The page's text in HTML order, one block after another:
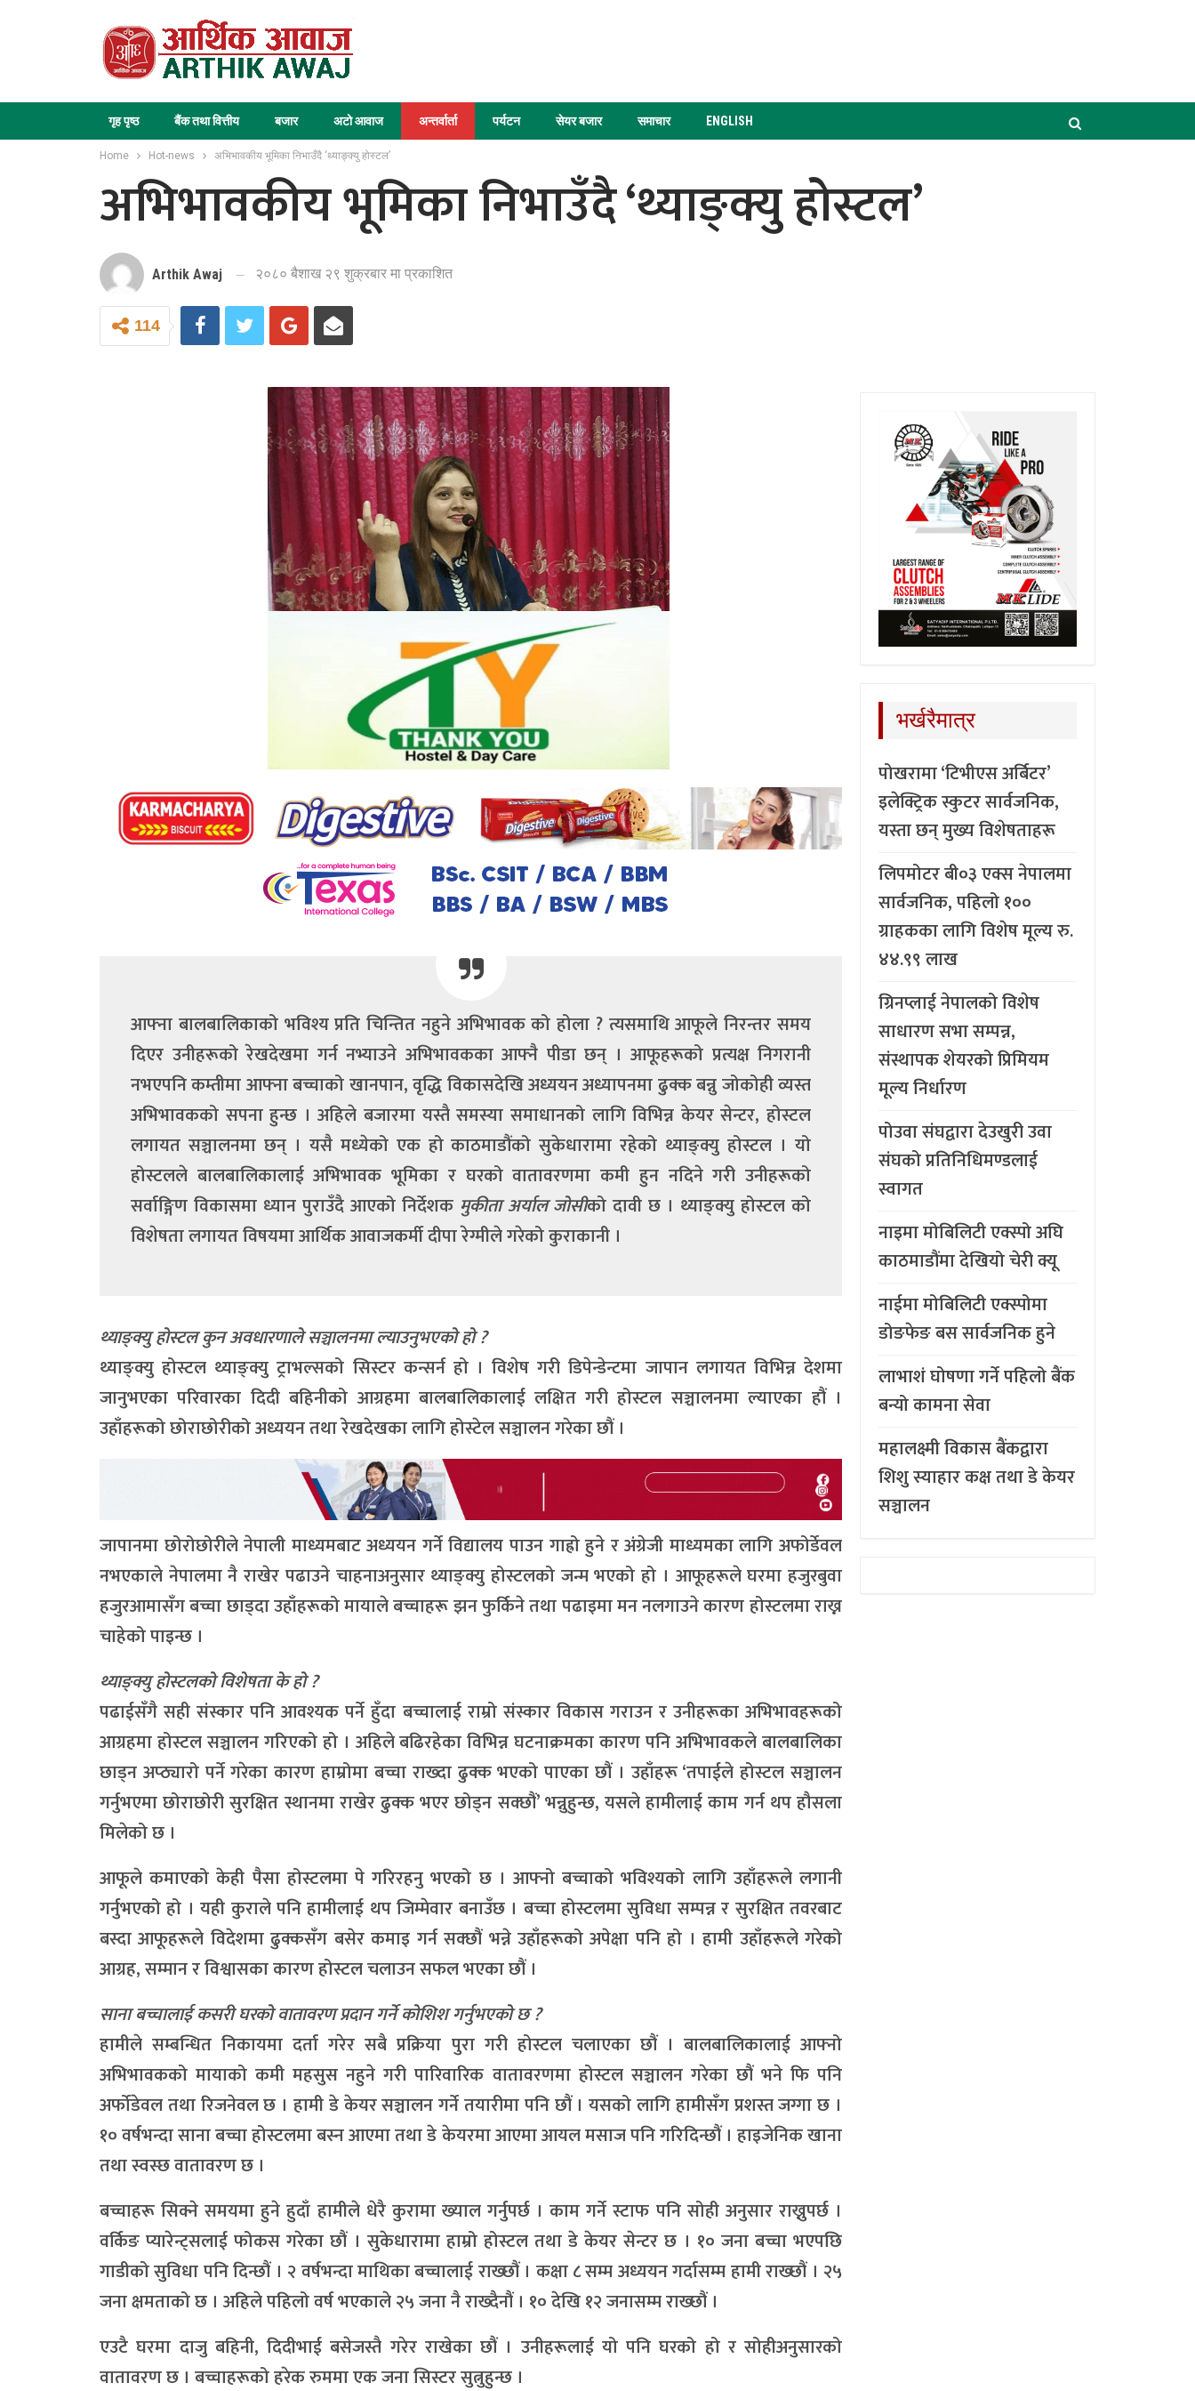
गृह पृष्ठ बैंक तथा वित्तीय बजार अटो आवाज अन्तर्वार्ता पर्यटन सेयर बजार समाचार ENGLISH
Home Hot-news अभिभावकीय भूमिका निभाउँदै ‘थ्याङ्क्यु होस्टल’
अभिभावकीय भूमिका निभाउँदै ‘थ्याङ्क्यु होस्टल’
Arthik Awaj २०८० बैशाख २९ शुक्रबार मा प्रकाशित
114
आफ्ना बालबालिकाको भविश्य प्रति चिन्तित नहुने अभिभावक को होला ? त्यसमाथि आफूले निरन्तर समय
दिएर उनीहरूको रेखदेखमा गर्न नभ्याउने अभिभावकका आफ्नै पीडा छन् । आफूहरूको प्रत्यक्ष निगरानी
नभएपनि कम्तीमा आफ्ना बच्चाको खानपान, वृद्धि विकासदेखि अध्ययन अध्यापनमा ढुक्क बन्नु जोकोही व्यस्त
अभिभावकको सपना हुन्छ । अहिले बजारमा यस्तै समस्या समाधानको लागि विभिन्न केयर सेन्टर, होस्टल
लगायत सञ्चालनमा छन् । यसै मध्येको एक हो काठमाडौंको सुकेधारामा रहेको थ्याङ्क्यु होस्टल । यो
होस्टलले बालबालिकालाई अभिभावक भूमिका र घरको वातावरणमा कमी हुन नदिने गरी उनीहरूको
सर्वाङ्गिण विकासमा ध्यान पुराउँदै आएको निर्देशक मुकीता अर्याल जोसीको दावी छ । थ्याङ्क्यु होस्टल को
विशेषता लगायत विषयमा आर्थिक आवाजकर्मीदीपा रेग्मीलेगरेको कुराकानी ।
थ्याङ्क्यु होस्टल कुन अवधारणाले सञ्चालनमा ल्याउनुभएको हो ?
थ्याङ्क्यु होस्टल थ्याङ्क्यु ट्राभल्सको सिस्टर कन्सर्न हो । विशेष गरी डिपेन्डेन्टमा जापान लगायत विभिन्न देशमा
जानुभएका परिवारका दिदी बहिनीको आग्रहमा बालबालिकालाई लक्षित गरी होस्टल सञ्चालनमा ल्याएका हौं ।
उहाँहरूको छोराछोरीको अध्ययन तथा रेखदेखका लागि होस्टेल सञ्चालन गरेका छौं ।
जापानमा छोरोछोरीले नेपाली माध्यमबाट अध्ययन गर्ने विद्यालय पाउन गाह्रो हुने र अंग्रेजी माध्यमका लागि अफोर्डेवल
नभएकाले नेपालमा नै राखेर पढाउने चाहनाअनुसार थ्याङ्क्यु होस्टलको जन्म भएको हो । आफूहरूले घरमा हजुरबुवा
हजुरआमासँग बच्चा छाड्दा उहाँहरूको मायाले बच्चाहरू झन फुर्किने तथा पढाइमा मन नलगाउने कारण होस्टलमा राख्न
चाहेको पाइन्छ ।
थ्याङ्क्यु होस्टलको विशेषता के हो ?
पढाईसँगै सही संस्कार पनि आवश्यक पर्ने हुँदा बच्चालाई राम्रो संस्कार विकास गराउन र उनीहरूका अभिभावहरूको
आग्रहमा होस्टल सञ्चालन गरिएको हो । अहिले बढिरहेका विभिन्न घटनाक्रमका कारण पनि अभिभावकले बालबालिका
छाड्न अप्ठ्यारो पर्ने गरेका कारण हाम्रोमा बच्चा राख्दा ढुक्क भएको पाएका छौं । उहाँहरू ‘तपाईले होस्टल सञ्चालन
गर्नुभएमा छोराछोरी सुरक्षित स्थानमा राखेर ढुक्क भएर छोड्न सक्छौं’ भन्नुहुन्छ, यसले हामीलाई काम गर्न थप हौसला
मिलेको छ ।
आफूले कमाएको केही पैसा होस्टलमा पे गरिरहनु भएको छ । आफ्नो बच्चाको भविश्यको लागि उहाँहरूले लगानी
गर्नुभएको हो । यही कुराले पनि हामीलाई थप जिम्मेवार बनाउँछ । बच्चा होस्टलमा सुविधा सम्पन्न र सुरक्षित तवरबाट
बस्दा आफूहरूले विदेशमा ढुक्कसँग बसेर कमाइ गर्न सक्छौं भन्ने उहाँहरूको अपेक्षा पनि हो । हामी उहाँहरूले गरेको
आग्रह, सम्मान र विश्वासका कारण होस्टल चलाउन सफल भएका छौं ।
साना बच्चालाई कसरी घरको वातावरण प्रदान गर्ने कोशिश गर्नुभएको छ ?
हामीले सम्बन्धित निकायमा दर्ता गरेर सबै प्रक्रिया पुरा गरी होस्टल चलाएका छौं । बालबालिकालाई आफ्नो
अभिभावकको मायाको कमी महसुस नहुने गरी पारिवारिक वातावरणमा होस्टल सञ्चालन गरेका छौं भने फि पनि
अर्फोडेवल तथा रिजनेवल छ । हामी डे केयर सञ्चालन गर्ने तयारीमा पनि छौं । यसको लागि हामीसँग प्रशस्त जग्गा छ ।
१० वर्षभन्दा साना बच्चा होस्टलमा बस्न आएमा तथा डे केयरमा आएमा आयल मसाज पनि गरिदिन्छौं । हाइजेनिक खाना
तथा स्वस्छ वातावरण छ ।
बच्चाहरू सिक्ने समयमा हुने हुदाँ हामीले धेरै कुरामा ख्याल गर्नुपर्छ । काम गर्ने स्टाफ पनि सोही अनुसार राख्नुपर्छ ।
वर्किङ प्यारेन्ट्सलाई फोकस गरेका छौं । सुकेधारामा हाम्रो होस्टल तथा डे केयर सेन्टर छ । १० जना बच्चा भएपछि
गाडीको सुविधा पनि दिन्छौं । २ वर्षभन्दा माथिका बच्चालाई राख्छौं । कक्षा ८ सम्म अध्ययन गर्दासम्म हामी राख्छौं । २५
जना क्षमताको छ । अहिले पहिलो वर्ष भएकाले २५ जना नै राख्दैनौं । १० देखि १२ जनासम्म राख्छौं ।
एउटै घरमा दाजु बहिनी, दिदीभाई बसेजस्तै गरेर राखेका छौं । उनीहरूलाई यो पनि घरको हो र सोहीअनुसारको
वातावरण छ । बच्चाहरूको हरेक रुममा एक जना सिस्टर सुत्नुहुन्छ ।
भर्खरैमात्र
पोखरामा ‘टिभीएस अर्बिटर’
इलेक्ट्रिक स्कुटर सार्वजनिक,
यस्ता छन् मुख्य विशेषताहरू
लिपमोटर बी०३ एक्स नेपालमा
सार्वजनिक, पहिलो १००
ग्राहकका लागि विशेष मूल्य रु.
४४.९९ लाख
ग्रिनप्लाई नेपालको विशेष
साधारण सभा सम्पन्न,
संस्थापक शेयरको प्रिमियम
मूल्य निर्धारण
पोउवा संघद्वारा देउखुरी उवा
संघको प्रतिनिधिमण्डलाई
स्वागत
नाइमा मोबिलिटी एक्स्पो अघि
काठमाडौंमा देखियो चेरी क्यू
नाईमा मोबिलिटी एक्स्पोमा
डोङफेङ बस सार्वजनिक हुने
लाभाशं घोषणा गर्ने पहिलो बैंक
बन्यो कामना सेवा
महालक्ष्मी विकास बैंकद्वारा
शिशु स्याहार कक्ष तथा डे केयर
सञ्चालन